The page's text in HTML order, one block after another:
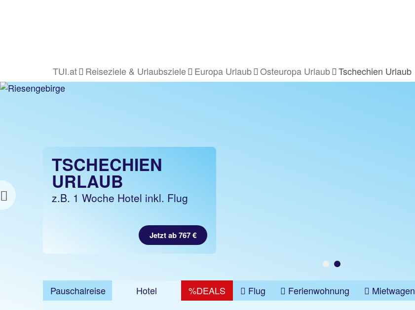
TUI.at Reiseziele & Urlaubsziele Europa Urlaub Osteuropa Urlaub Tschechien Urlaub
Previous
TSCHECHIEN
URLAUB
z.B. 1 Nacht ohne Flug
Jetzt buchen!
TSCHECHIEN
URLAUB
z.B. 1 Woche Hotel inkl. Flug
Jetzt ab 767 €
Pauschalreise Hotel %DEALS Flug Ferienwohnung Mietwagen